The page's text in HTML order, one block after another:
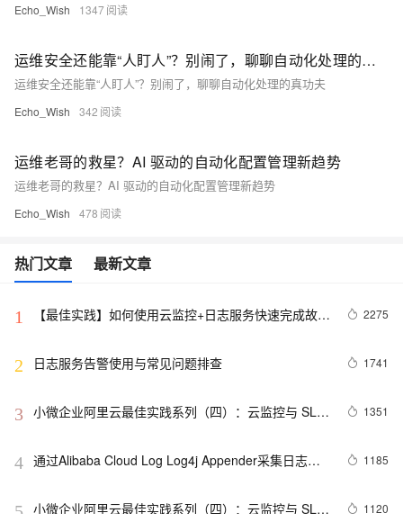
Echo_Wish 1347
运维安全还能靠“人盯人”？别闹了，聊聊自动化处理的真功夫
运维安全还能靠“人盯人”？别闹了，聊聊自动化处理的真功夫
Echo_Wish 342
运维老哥的救星？AI 驱动的自动化配置管理新趋势
运维老哥的救星？AI 驱动的自动化配置管理新趋势
Echo_Wish 478
热门文章 最新文章
1
【最佳实践】如何使用云监控+日志服务快速完成故障
2275
2 日志服务告警使用与常见问题排查 1741
3 小微企业阿里云最佳实践系列（四）：云监控与 SLS
1351
4 通过Alibaba Cloud Log Log4j Appender采集日志到
1185
5 小微企业阿里云最佳实践系列（四）：云监控与 SLS
1120